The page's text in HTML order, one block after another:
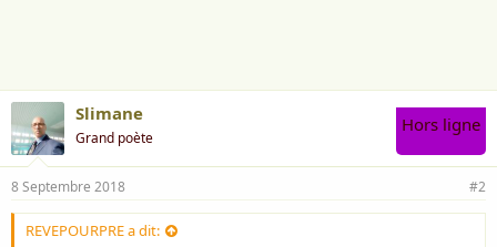
Slimane
Grand poète
Hors ligne
8 Septembre 2018 #2
REVEPOURPRE a dit: